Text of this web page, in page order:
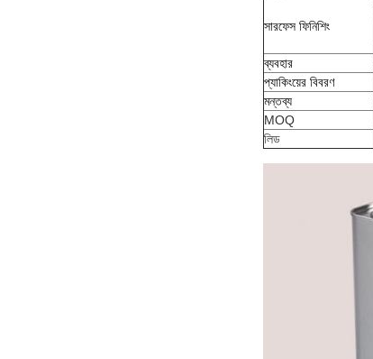
সারফেস ফিনিশিং
ব্যবহার
প্যাকিংয়ের বিবরণ
মন্তব্য
MOQ
লিড